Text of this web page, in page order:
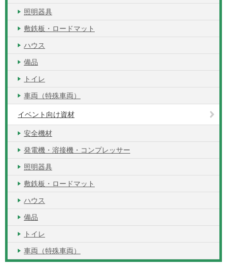
照明器具
敷鉄板・ロードマット
ハウス
備品
トイレ
車両（特殊車両）
イベント向け資材
安全機材
発電機・溶接機・コンプレッサー
照明器具
敷鉄板・ロードマット
ハウス
備品
トイレ
車両（特殊車両）